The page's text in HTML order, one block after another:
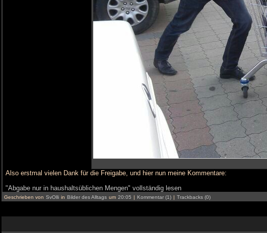
Also erstmal vielen Dank für die Freigabe, und hier nun meine Kommentare:
"Abgabe nur in haushaltsüblichen Mengen" vollständig lesen
Geschrieben von SvOlli in Bilder des Alltags um 20:05 | Kommentar (1) | Trackbacks (0)